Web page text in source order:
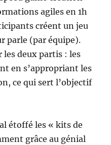
agiles en 1h
créent un jeu
parle (par équipe).
les deux partis : les
en s’appropriant les
ce qui sert l’objectif
étoffé les « kits de
grâce au génial